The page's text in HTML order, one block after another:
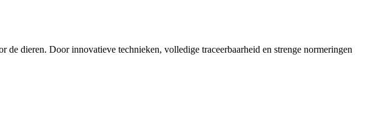
dieren. Door innovatieve technieken, volledige traceerbaarheid en strenge normeringen